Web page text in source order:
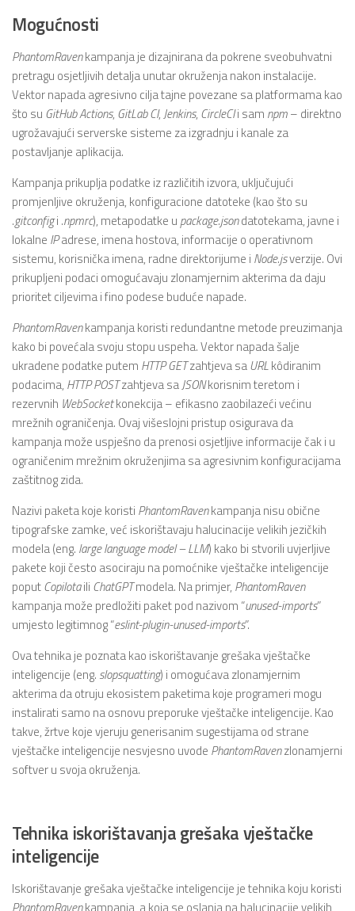
Mogućnosti
PhantomRavenkampanja je dizajnirana da pokrene sveobuhvatni
pretragu osjetljivih detalja unutar okruženja nakon instalacije.
Vektor napada agresivno cilja tajne povezane sa platformama kao
što su GitHubActions, GitLabCI,Jenkins, CircleCIi sam npm– direktno
ugrožavajući serverske sisteme za izgradnju i kanale za
postavljanje aplikacija.
Kampanja prikuplja podatke iz različitih izvora, uključujući
promjenljive okruženja, konfiguracione datoteke (kao što su
.gitconfigi .npmrc), metapodatke u package.jsondatotekama, javne i
lokalne IPadrese, imena hostova, informacije o operativnom
sistemu, korisnička imena, radne direktorijume i Node.jsverzije. Ovi
prikupljeni podaci omogućavaju zlonamjernim akterima da daju
prioritet ciljevima i fino podese buduće napade.
PhantomRavenkampanja koristi redundantne metode preuzimanja
kako bi povećala svoju stopu uspeha. Vektor napada šalje
ukradene podatke putem HTTP GETzahtjeva saURLkôdiranim
podacima, HTTP POSTzahtjeva saJSONkorisnim teretom i
rezervnih WebSocketkonekcija – efikasno zaobilazeći većinu
mrežnih ograničenja. Ovaj višeslojni pristup osigurava da
kampanja može uspješno da prenosi osjetljive informacije čak i u
ograničenim mrežnim okruženjima sa agresivnim konfiguracijama
zaštitnog zida.
Nazivi paketa koje koristi PhantomRavenkampanja nisu obične
tipografske zamke, već iskorištavaju halucinacije velikih jezičkih
modela (eng. large language model – LLM) kako bi stvorili uvjerljive
pakete koji često asociraju na pomoćnike vještačke inteligencije
poputCopilotaili ChatGPTmodela. Na primjer, PhantomRaven
kampanja može predložiti paket pod nazivom “unused-imports”
umjesto legitimnog “eslint-plugin-unused-imports”.
Ova tehnika je poznata kao iskorištavanje grešaka vještačke
inteligencije (eng. slopsquatting) i omogućava zlonamjernim
akterima da otruju ekosistem paketima koje programeri mogu
instalirati samo na osnovu preporuke vještačke inteligencije. Kao
takve, žrtve koje vjeruju generisanim sugestijama od strane
vještačke inteligencije nesvjesno uvode PhantomRavenzlonamjerni
softver u svoja okruženja.
Tehnika iskorištavanja grešaka vještačke
inteligencije
Iskorištavanje grešaka vještačke inteligencije je tehnika koju koristi